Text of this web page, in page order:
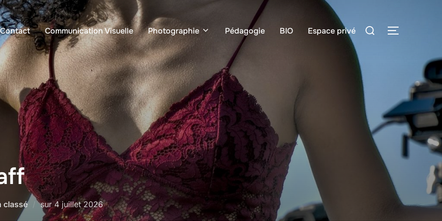
Communication Visuelle Photographie Pédagogie BIO Espace privé
Rechercher :
classé surPublié
le
4 juillet 2026